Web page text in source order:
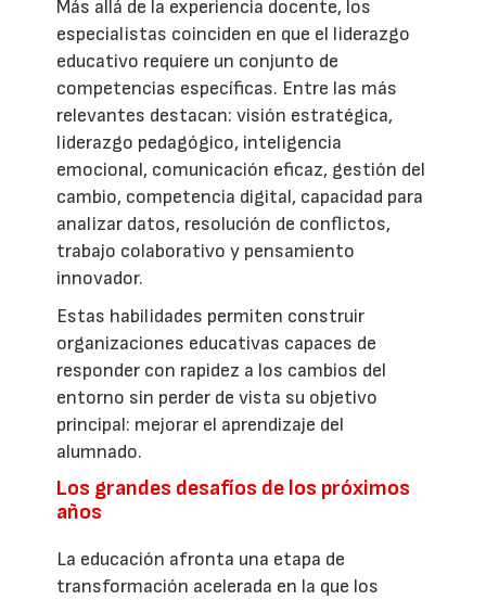
Más allá de la experiencia docente, los
especialistas coinciden en que el liderazgo
educativo requiere un conjunto de
competencias específicas. Entre las más
relevantes destacan: visión estratégica,
liderazgo pedagógico, inteligencia
emocional, comunicación eficaz, gestión del
cambio, competencia digital, capacidad para
analizar datos, resolución de conflictos,
trabajo colaborativo y pensamiento
innovador.
Estas habilidades permiten construir
organizaciones educativas capaces de
responder con rapidez a los cambios del
entorno sin perder de vista su objetivo
principal: mejorar el aprendizaje del
alumnado.
Los grandes desafíos de los próximos
años
La educación afronta una etapa de
transformación acelerada en la que los